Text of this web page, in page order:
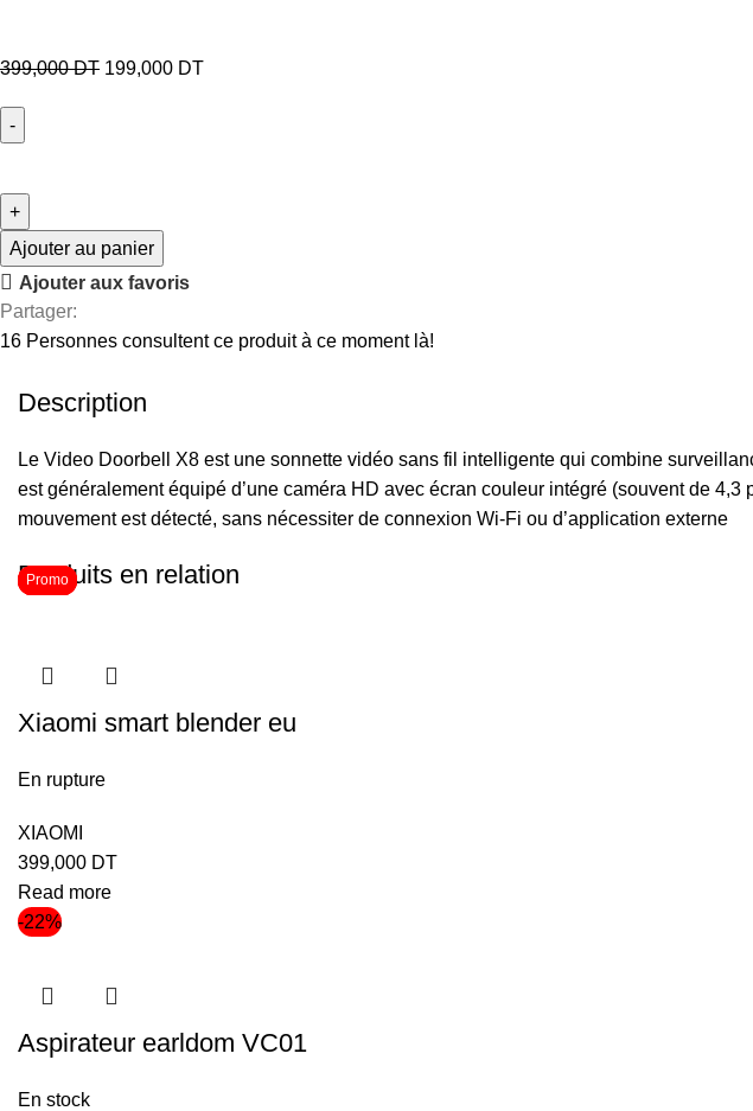
399,000DT 199,000 DT
Ajouter au panier
Ajouter aux favoris
Partager:
16 Personnes consultent ce produit à ce moment là!
Description
Le Video Doorbell X8 est une sonnette vidéo sans fil intelligente qui combine
est généralement équipé d’une caméra HD avec écran couleur intégré (souvent de
mouvement est détecté, sans nécessiter de connexion Wi-Fi ou d’application externe
Produits en relation
Xiaomi smart blender eu
En rupture
XIAOMI
399,000 DT
Read more
-22%
Promo
Aspirateur earldom VC01
En stock
Promo
Promo
Promo